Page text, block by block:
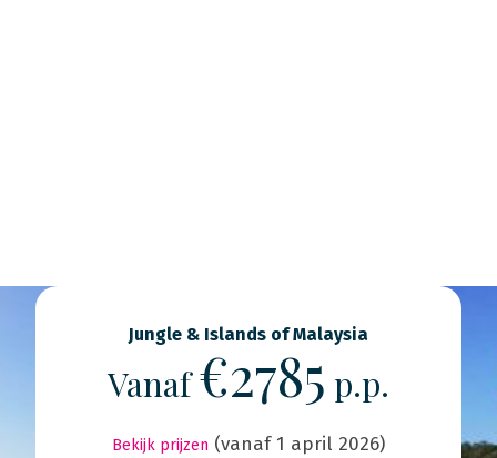
Jungle & Islands of Malaysia
Vanaf€2785 p.p.
Bekijk prijzen (vanaf 1 april 2026)